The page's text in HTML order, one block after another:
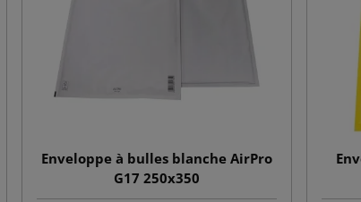
Enveloppe à bulles blanche AirPro
G17 250x350